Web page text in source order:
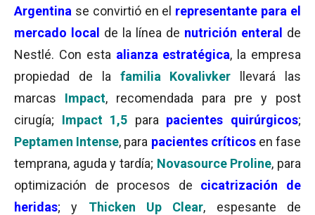
Argentina se convirtió en el representante para el
mercado local
de la línea de nutrición enteral
de
Nestlé. Con esta alianza estratégica, la empresa
propiedad de la familia Kovalivker llevará las
marcas Impact, recomendada para pre y post
cirugía; Impact 1,5 para pacientes quirúrgicos;
Peptamen Intense, para pacientes críticosen fase
temprana, aguda y tardía; Novasource Proline, para
optimización de procesos de cicatrización de
heridas; y Thicken Up Clear, espesante de